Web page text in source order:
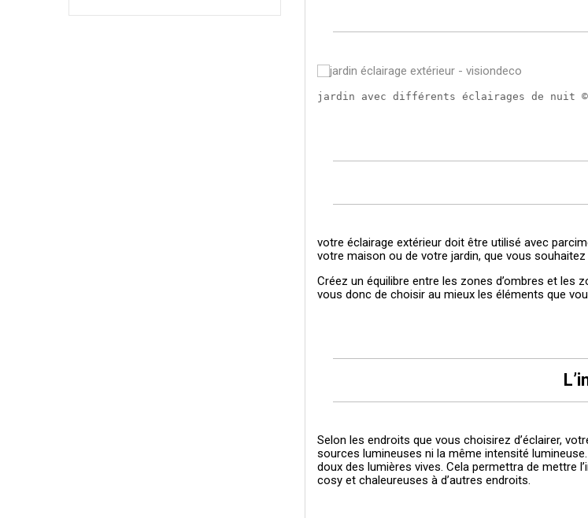
jardin avec différents éclairages de nuit ©
votre éclairage extérieur doit être utilisé avec
votre maison ou de votre jardin, que vous
Créez un équilibre entre les zones d’ombres et les
vous donc de choisir au mieux les éléments que
Selon les endroits que vous choisirez d’éclairer,
sources lumineuses ni la même intensité
doux des lumières vives. Cela permettra de mettre
cosy et chaleureuses à d’autres endroits.